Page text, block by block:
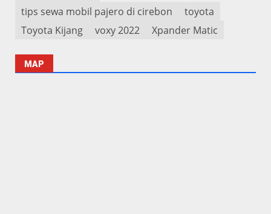
tips sewa mobil pajero di cirebon
toyota
Toyota Kijang
voxy 2022 Xpander Matic
MAP